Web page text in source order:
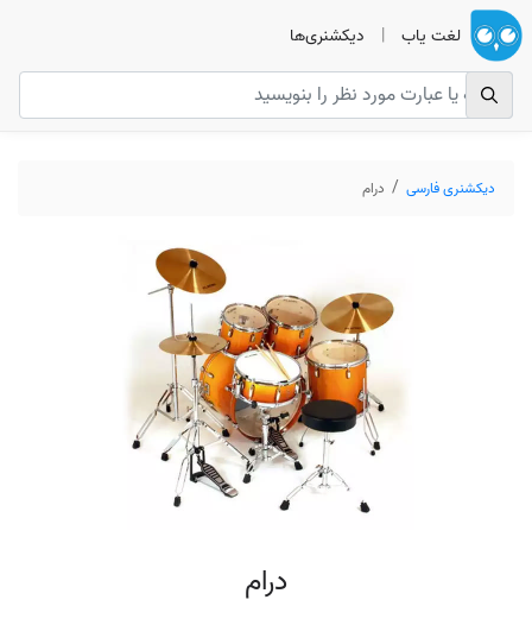
لغت یاب | دیکشنری‌ها
دیکشنری فارسی درام
درام